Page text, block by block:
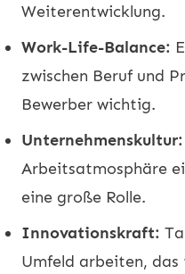
Weiterentwicklung.
Work-Life-Balance:
zwischen Beruf und
Bewerber wichtig.
Unternehmenskultur:
Arbeitsatmosphäre
eine große Rolle.
Innovationskraft:
Umfeld arbeiten, das